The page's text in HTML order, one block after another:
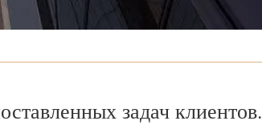
задач клиентов.